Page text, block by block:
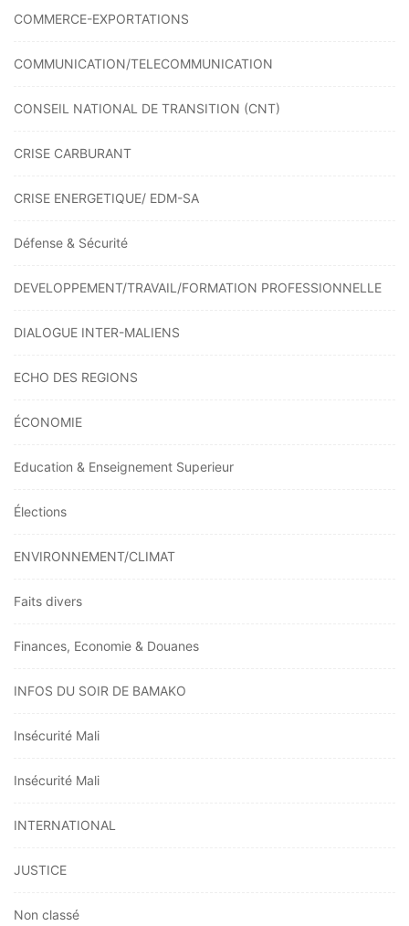
COMMERCE-EXPORTATIONS
COMMUNICATION/TELECOMMUNICATION
CONSEIL NATIONAL DE TRANSITION (CNT)
CRISE CARBURANT
CRISE ENERGETIQUE/ EDM-SA
Défense & Sécurité
DEVELOPPEMENT/TRAVAIL/FORMATION PROFESSIONNELLE
DIALOGUE INTER-MALIENS
ECHO DES REGIONS
ÉCONOMIE
Education & Enseignement Superieur
Élections
ENVIRONNEMENT/CLIMAT
Faits divers
Finances, Economie & Douanes
INFOS DU SOIR DE BAMAKO
Insécurité Mali
Insécurité Mali
INTERNATIONAL
JUSTICE
Non classé